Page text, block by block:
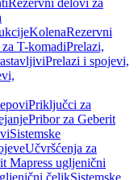
Rezervni delovi za
KolenaRezervni
T-komadiPrelazi,
Prelazi i spojevi,
Priključci za
Pribor za Geberit
Sistemske
Učvršćenja za
Mapress ugljenični
čelikSistemske